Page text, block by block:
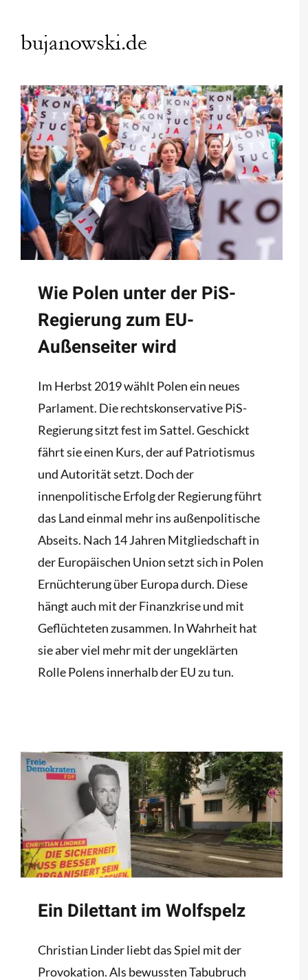
Inhalt
springen
Wie Polen unter der PiS-
Regierung zum EU-
Außenseiter wird
Im Herbst 2019 wählt Polen ein neues
Parlament. Die rechtskonservative PiS-
Regierung sitzt fest im Sattel. Geschickt
fährt sie einen Kurs, der auf Patriotismus
und Autorität setzt. Doch der
innenpolitische Erfolg der Regierung führt
das Land einmal mehr ins außenpolitische
Abseits. Nach 14 Jahren Mitgliedschaft in
der Europäischen Union setzt sich in Polen
Ernüchterung über Europa durch. Diese
hängt auch mit der Finanzkrise und mit
Geflüchteten zusammen. In Wahrheit hat
sie aber viel mehr mit der ungeklärten
Rolle Polens innerhalb der EU zu tun.
Ein Dilettant im Wolfspelz
Christian Linder liebt das Spiel mit der
Provokation. Als bewussten Tabubruch